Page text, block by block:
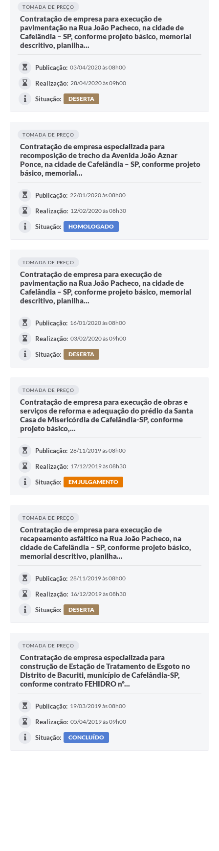
TOMADA DE PREÇO
Contratação de empresa para execução de
pavimentação na Rua João Pacheco, na cidade de
Cafelândia – SP, conforme projeto básico, memorial
descritivo, planilha...
Publicação: 03/04/2020 às 08h00
Realização: 28/04/2020 às 09h00
Situação: DESERTA
TOMADA DE PREÇO
Contratação de empresa especializada para
recomposição de trecho da Avenida João Aznar
Ponce, na cidade de Cafelândia – SP, conforme projeto
básico, memorial...
Publicação: 22/01/2020 às 08h00
Realização: 12/02/2020 às 08h30
Situação: HOMOLOGADO
TOMADA DE PREÇO
Contratação de empresa para execução de
pavimentação na Rua João Pacheco, na cidade de
Cafelândia – SP, conforme projeto básico, memorial
descritivo, planilha...
Publicação: 16/01/2020 às 08h00
Realização: 03/02/2020 às 09h00
Situação: DESERTA
TOMADA DE PREÇO
Contratação de empresa para execução de obras e
serviços de reforma e adequação do prédio da Santa
Casa de Misericórdia de Cafelândia-SP, conforme
projeto básico,...
Publicação: 28/11/2019 às 08h00
Realização: 17/12/2019 às 08h30
Situação: EM JULGAMENTO
TOMADA DE PREÇO
Contratação de empresa para execução de
recapeamento asfáltico na Rua João Pacheco, na
cidade de Cafelândia – SP, conforme projeto básico,
memorial descritivo, planilha...
Publicação: 28/11/2019 às 08h00
Realização: 16/12/2019 às 08h30
Situação: DESERTA
TOMADA DE PREÇO
Contratação de empresa especializada para
construção de Estação de Tratamento de Esgoto no
Distrito de Bacuriti, município de Cafelândia-SP,
conforme contrato FEHIDRO nº...
Publicação: 19/03/2019 às 08h00
Realização: 05/04/2019 às 09h00
Situação: CONCLUÍDO